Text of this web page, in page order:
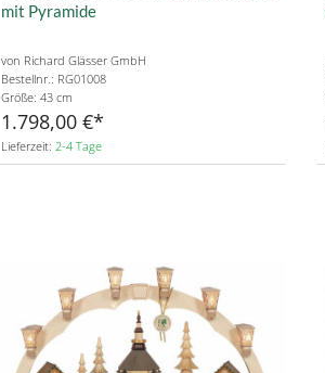
mit Pyramide
von Richard Glässer GmbH
Bestellnr.: RG01008
Größe: 43 cm
1.798,00 €
Lieferzeit: 2-4 Tage